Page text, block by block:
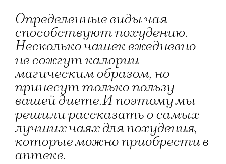
Определенные виды чая
способствуют похудению.
Несколько чашек ежедневно
не сожгут калории
магическим образом, но
принесут только пользу
вашей диете.И поэтому мы
решили рассказать о самых
лучших чаях для похудения,
которые можно приобрести в
аптеке.